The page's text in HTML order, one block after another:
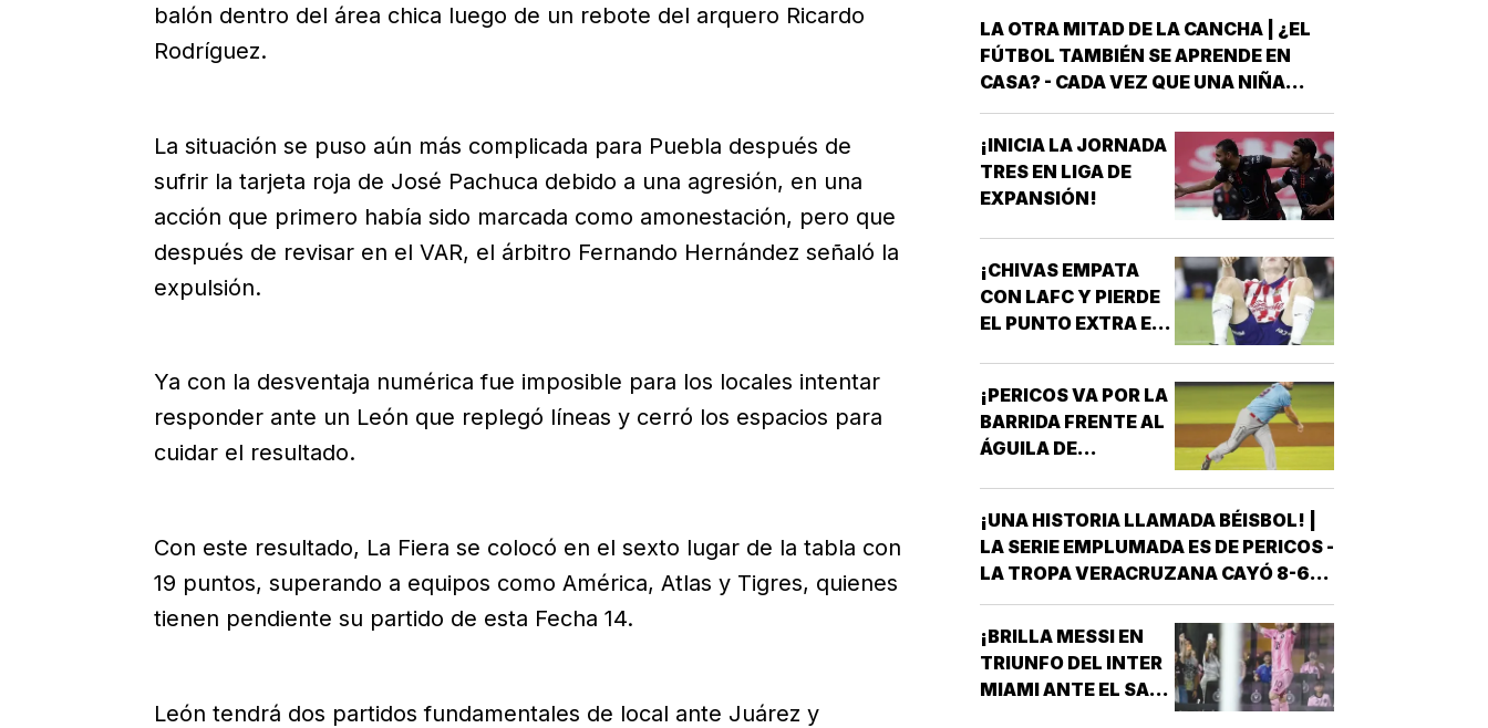
balón dentro del área chica luego de un rebote del arquero Ricardo
Rodríguez.
La situación se puso aún más complicada para Puebla después de
sufrir la tarjeta roja de José Pachuca debido a una agresión, en una
acción que primero había sido marcada como amonestación, pero que
después de revisar en el VAR, el árbitro Fernando Hernández señaló la
expulsión.
Ya con la desventaja numérica fue imposible para los locales intentar
responder ante un León que replegó líneas y cerró los espacios para
cuidar el resultado.
Con este resultado, La Fiera se colocó en el sexto lugar de la tabla con
19 puntos, superando a equipos como América, Atlas y Tigres, quienes
tienen pendiente su partido de esta Fecha 14.
León tendrá dos partidos fundamentales de local ante Juárez y
LA OTRA MITAD DE LA CANCHA | ¿EL
FÚTBOL TAMBIÉN SE APRENDE EN
CASA? - CADA VEZ QUE UNA NIÑA
ENTRA A UNA CANCHA CON UN BALÓN
BAJO EL BRAZO, NO LLEGA SOLA
*DETRÁS DE ELLA SIEMPRE HAY
ALGUIEN QUE LA LLEVÓ AL
ENTRENAMIENTO, QUE HIZO EL
ESFUERZO…
¡INICIA LA JORNADA
TRES EN LIGA DE
EXPANSIÓN!
¡CHIVAS EMPATA
CON LAFC Y PIERDE
EL PUNTO EXTRA EN
¡PERICOS VA POR LA
BARRIDA FRENTE AL
ÁGUILA DE
¡UNA HISTORIA LLAMADA BÉISBOL! |
LA SERIE EMPLUMADA ES DE PERICOS -
LA TROPA VERACRUZANA CAYÓ 8-6
ANTE LOS PERICOS DE PUEBLA EN EL
SEGUNDO JUEGO DE LA ÚLTIMA SERIE
DE LA TEMPORADA REGULAR EN EL
ESTADIO HERMANOS SERDÁN, CON LO
QUE LOS POBLANOS…
¡BRILLA MESSI EN
TRIUNFO DEL INTER
MIAMI ANTE EL SAN